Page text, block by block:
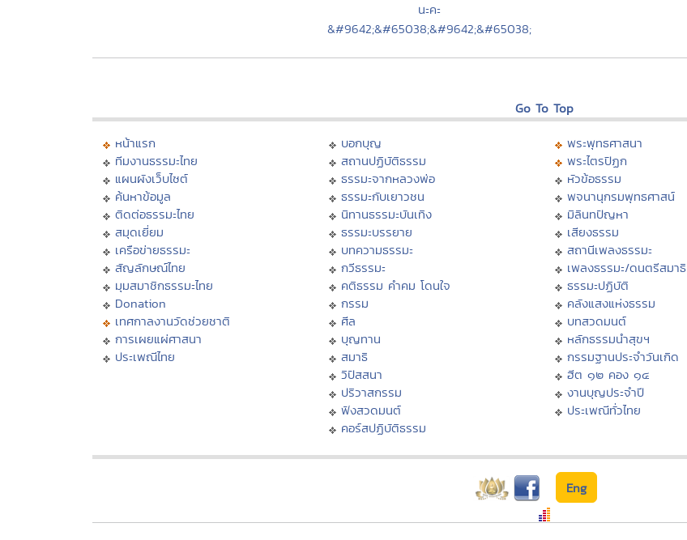
นะคะ
&#9642;&#65038;&#9642;&#65038;
Go To Top
หน้าแรก
ทีมงานธรรมะไทย
แผนผังเว็บไซต์
ค้นหาข้อมูล
ติดต่อธรรมะไทย
สมุดเยี่ยม
เครือข่ายธรรมะ
สัญลักษณ์ไทย
มุมสมาชิกธรรมะไทย
Donation
เทศกาลงานวัดช่วยชาติ
การเผยแผ่ศาสนา
ประเพณีไทย
บอกบุญ
สถานปฏิบัติธรรม
ธรรมะจากหลวงพ่อ
ธรรมะกับเยาวชน
นิทานธรรมะบันเทิง
ธรรมะบรรยาย
บทความธรรมะ
กวีธรรมะ
คติธรรม คำคม โดนใจ
กรรม
ศีล
บุญทาน
สมาธิ
วิปัสสนา
ปริวาสกรรม
ฟังสวดมนต์
คอร์สปฏิบัติธรรม
พระพุทธศาสนา
พระไตรปิฏก
หัวข้อธรรม
พจนานุกรมพุทธศาสน์
มิลินทปัญหา
เสียงธรรม
สถานีเพลงธรรมะ
เพลงธรรมะ/ดนตรีสมาธิ
ธรรมะปฏิบัติ
คลังแสงแห่งธรรม
บทสวดมนต์
หลักธรรมนำสุขฯ
กรรมฐานประจำวันเกิด
ฮีต ๑๒ คอง ๑๔
งานบุญประจำปี
ประเพณีทั่วไทย
Eng